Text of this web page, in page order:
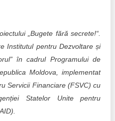
„Bugete fără secrete!“.
Institutul pentru Dezvoltare și
în cadrul Programului de
Moldova, implementat
Servicii Financiare (FSVC) cu
Statelor Unite pentru